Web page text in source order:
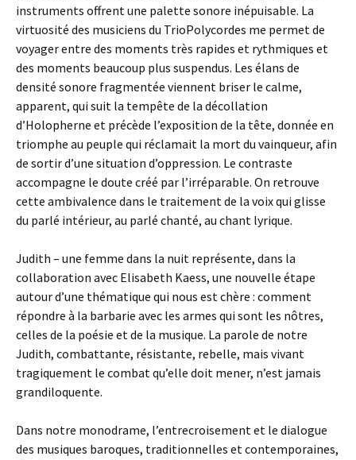
instruments offrent une palette sonore inépuisable. La
virtuosité des musiciens du TrioPolycordes me permet de
voyager entre des moments très rapides et rythmiques et
des moments beaucoup plus suspendus. Les élans de
densité sonore fragmentée viennent briser le calme,
apparent, qui suit la tempête de la décollation
d’Holopherne et précède l’exposition de la tête, donnée en
triomphe au peuple qui réclamait la mort du vainqueur, afin
de sortir d’une situation d’oppression. Le contraste
accompagne le doute créé par l’irréparable. On retrouve
cette ambivalence dans le traitement de la voix qui glisse
du parlé intérieur, au parlé chanté, au chant lyrique.
Judith – une femme dans la nuit représente, dans la
collaboration avec Elisabeth Kaess, une nouvelle étape
autour d’une thématique qui nous est chère : comment
répondre à la barbarie avec les armes qui sont les nôtres,
celles de la poésie et de la musique. La parole de notre
Judith, combattante, résistante, rebelle, mais vivant
tragiquement le combat qu’elle doit mener, n’est jamais
grandiloquente.
Dans notre monodrame, l’entrecroisement et le dialogue
des musiques baroques, traditionnelles et contemporaines,